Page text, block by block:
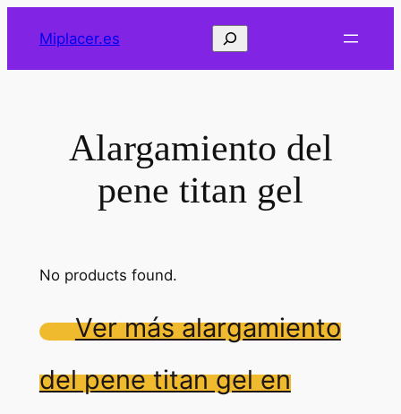
Miplacer.es Buscar
Alargamiento del
pene titan gel
No products found.
Ver más alargamiento
del pene titan gel en